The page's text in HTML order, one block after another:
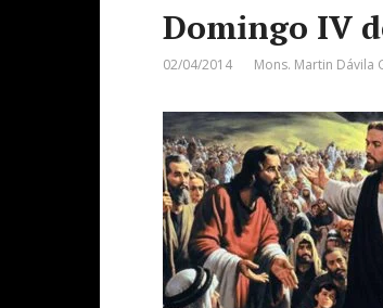
Domingo IV
02/04/2014 Mons. Martin Dávila